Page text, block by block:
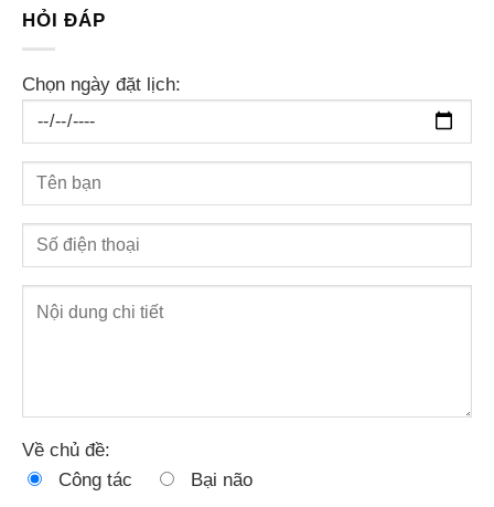
HỎI ĐÁP
Chọn ngày đặt lịch:
Về chủ đề:
Công tác
Bại não